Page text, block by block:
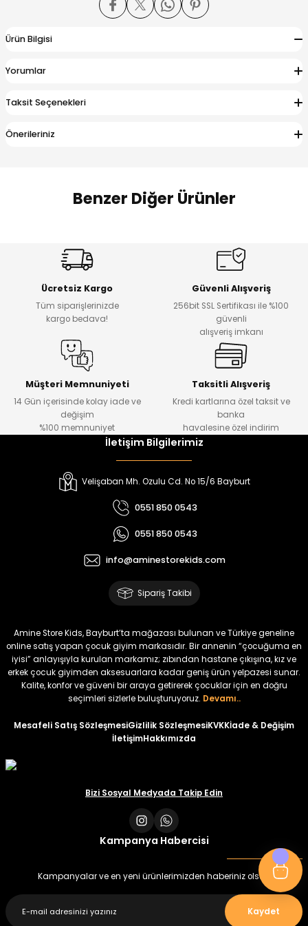
Ürün Bilgisi
Yorumlar
Taksit Seçenekleri
Önerileriniz
Benzer Diğer Ürünler
Dantelya Kız Çocuk Tişört
Puba Unisex Kot 3’lü Takım
Urban Kız Çocuk Süveterli Tunik Gömlek Navi Kız Çocuk Kot Pantolon
₺ 650
Melra Kız Çocuk Kot Pantolon
%15
Tivon Kız Çocuk 3’lü Takım
₺ 2.340
Koren Kız Çocuk ve Bebek Tayt
₺ 320
₺ 250
Yeni
Koren Kız Çocuk ve Bebek Tayt
₺ 320
₺ 250
%22
Koren Kız Çocuk ve Bebek Tayt
₺ 250
%22
Koren Kız Çocuk ve Bebek Tayt
₺ 320
Ücretsiz Kargo
Tüm siparişlerinizde
kargo bedava!
Güvenli Alışveriş
256bit SSL Sertifikası ile %100
güvenli
alışveriş imkanı
Müşteri Memnuniyeti
14 Gün içerisinde kolay iade ve
değişim
%100 memnuniyet
Taksitli Alışveriş
Kredi kartlarına özel taksit ve
banka
havalesine özel indirim
İletişim Bilgilerimiz
Velişaban Mh. Ozulu Cd. No 15/6 Bayburt
0551 850 0543
0551 850 0543
info@aminestorekids.com
Sipariş Takibi
Amine Store Kids, Bayburt’ta mağazası bulunan ve Türkiye geneline
online satış yapan çocuk giyim markasıdır. Bir annenin “çocuğuma en
iyisi” anlayışıyla kurulan markamız; zıbından hastane çıkışına, kız ve
erkek çocuk giyimden aksesuarlara kadar geniş ürün yelpazesi sunar.
Kalite, konfor ve güveni bir araya getirerek çocuklar için en doğru
seçimleri sizlerle buluşturuyoruz. Devamı..
Mesafeli Satış SözleşmesiGizlilik SözleşmesiKVKKİade & Değişim
İletişimHakkımızda
Bizi Sosyal Medyada Takip Edin
Kampanya Habercisi
Kampanyalar ve en yeni ürünlerimizden haberiniz olsun
Kaydet
ve Taç